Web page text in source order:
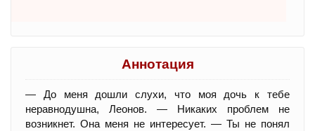
Аннотация
— До меня дошли слухи, что моя дочь к тебе
неравнодушна, Леонов. — Никаких проблем не
возникнет. Она меня не интересует. — Ты не понял